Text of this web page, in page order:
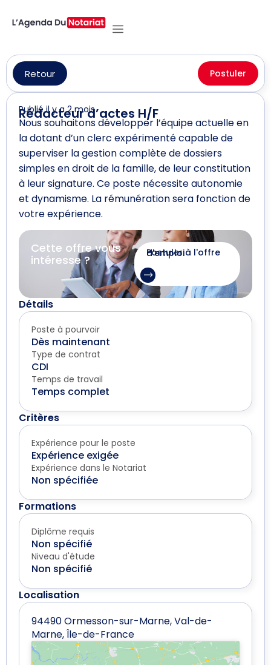
Retour Postuler
Rédacteur d’actes H/F
Publié il y a 2 mois
Nous souhaitons développer l’équipe actuelle en
la dotant d’un clerc expérimenté capable de
superviser la gestion complète de dossiers
simples en droit de la famille, de leur constitution
à leur signature. Ce poste nécessite autonomie
et dynamisme. La rémunération sera fonction de
votre expérience.
Cette offre vous
intéresse ?
Postuler à l'offre d'emploi
Détails
Poste à pourvoir
Dès maintenant
Type de contrat
CDI
Temps de travail
Temps complet
Critères
Expérience pour le poste
Expérience exigée
Expérience dans le Notariat
Non spécifiée
Formations
Diplôme requis
Non spécifié
Niveau d'étude
Non spécifié
Localisation
94490 Ormesson-sur-Marne, Val-de-
Marne, Île-de-France